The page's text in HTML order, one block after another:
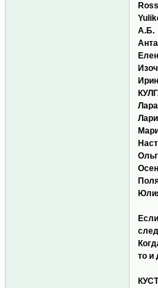
А.Б.
то и